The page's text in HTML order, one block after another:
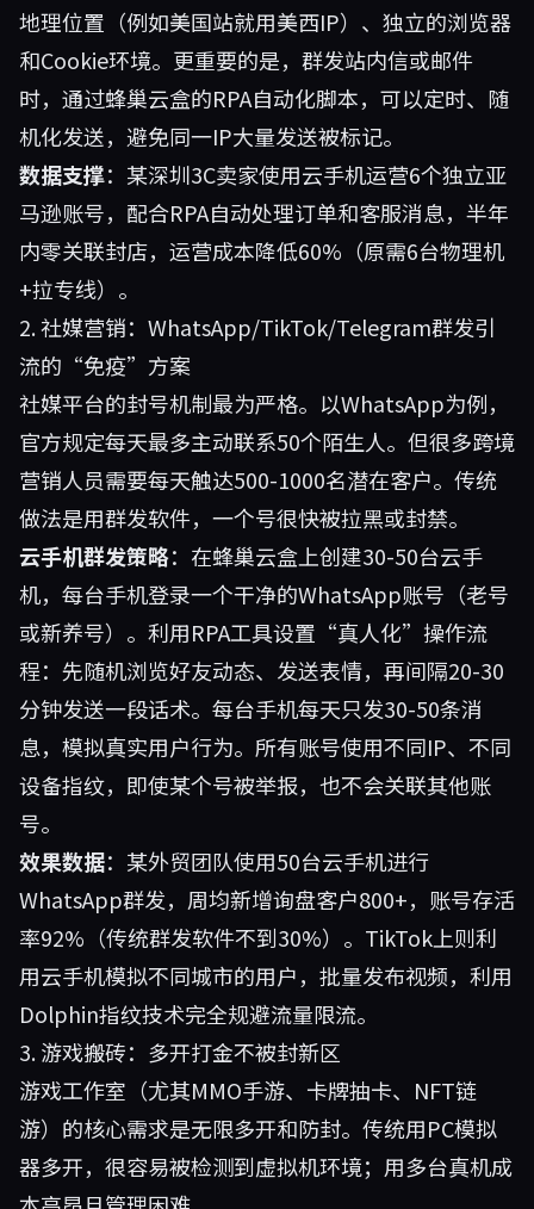
地理位置（例如美国站就用美西IP）、独立的浏览器
和Cookie环境。更重要的是，群发站内信或邮件
时，通过蜂巢云盒的RPA自动化脚本，可以定时、随
机化发送，避免同一IP大量发送被标记。
数据支撑：某深圳3C卖家使用云手机运营6个独立亚
马逊账号，配合RPA自动处理订单和客服消息，半年
内零关联封店，运营成本降低60%（原需6台物理机
+拉专线）。
2. 社媒营销：WhatsApp/TikTok/Telegram群发引
流的“免疫”方案
社媒平台的封号机制最为严格。以WhatsApp为例，
官方规定每天最多主动联系50个陌生人。但很多跨境
营销人员需要每天触达500-1000名潜在客户。传统
做法是用群发软件，一个号很快被拉黑或封禁。
云手机群发策略：在蜂巢云盒 上创建30-50台云手
机，每台手机登录一个干净的WhatsApp账号（老号
或新养号）。利用RPA工具设置“真人化”操作流
程：先随机浏览好友动态、发送表情，再间隔20-30
分钟发送一段话术。每台手机每天只发30-50条消
息，模拟真实用户行为。所有账号使用不同IP、不同
设备指纹，即使某个号被举报，也不会关联其他账
号。
效果数据：某外贸团队使用50台云手机进行
WhatsApp群发，周均新增询盘客户800+，账号存活
率92%（传统群发软件不到30%）。TikTok上则利
用云手机模拟不同城市的用户，批量发布视频，利用
Dolphin指纹技术完全规避流量限流。
3. 游戏搬砖：多开打金不被封新区
游戏工作室（尤其MMO手游、卡牌抽卡、NFT链
游）的核心需求是无限多开和防封。传统用PC模拟
器多开，很容易被检测到虚拟机环境；用多台真机成